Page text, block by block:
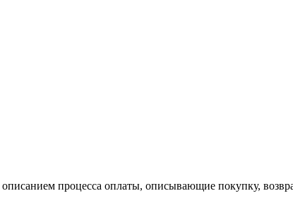
процессa оплаты, описывающие покупку,